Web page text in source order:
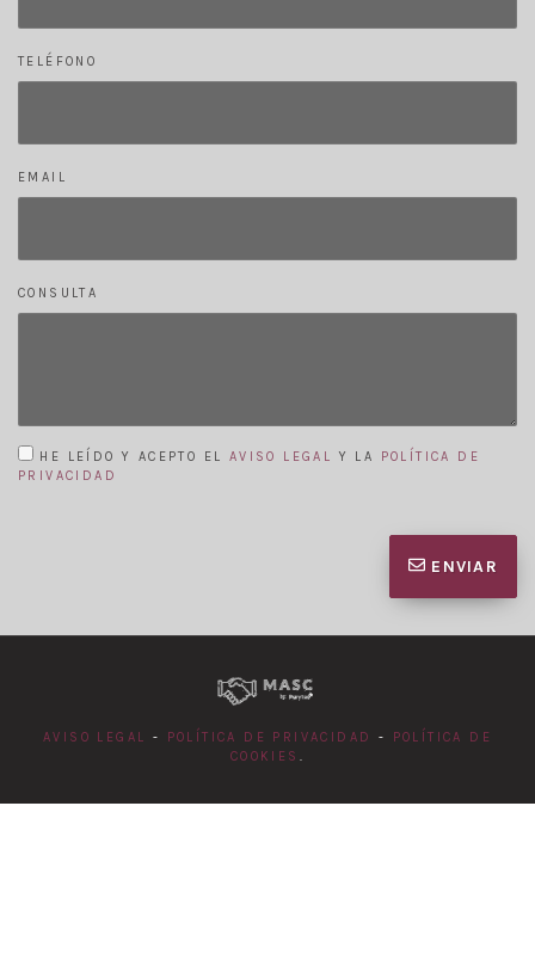
TELÉFONO
EMAIL
CONSULTA
HE LEÍDO Y ACEPTO EL AVISO LEGAL Y LA
POLÍTICA DE
PRIVACIDAD
ENVIAR
AVISO LEGAL - POLÍTICA DE PRIVACIDAD -
POLÍTICA DE
COOKIES .